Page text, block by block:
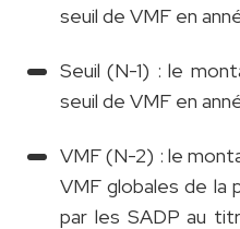
seuil de VMF en
Seuil (N-1) : le
seuil de VMF en
VMF (N-2) : le
VMF globales de la
par les SADP au